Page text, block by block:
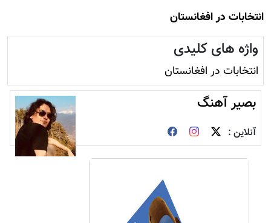
انتخابات در افغانستان
واژه های کلیدی
انتخابات در افغانستان
بصیر آهنگ
آنلاین :